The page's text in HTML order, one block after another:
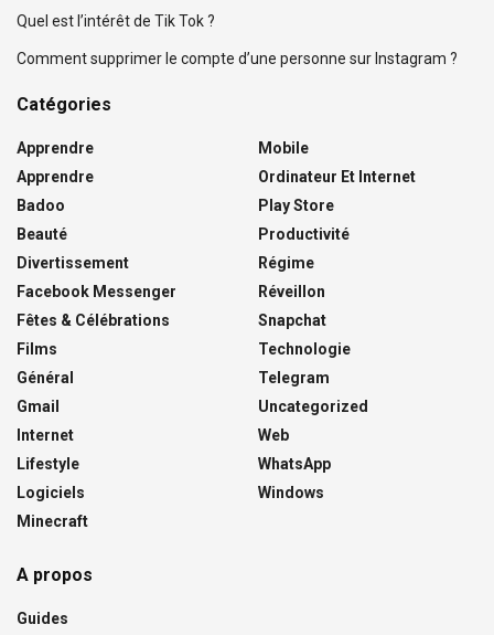
Quel est l’intérêt de Tik Tok ?
Comment supprimer le compte d’une personne sur Instagram ?
Catégories
Apprendre
Apprendre
Badoo
Beauté
Divertissement
Facebook Messenger
Fêtes & Célébrations
Films
Général
Gmail
Internet
Lifestyle
Logiciels
Minecraft
Mobile
Ordinateur Et Internet
Play Store
Productivité
Régime
Réveillon
Snapchat
Technologie
Telegram
Uncategorized
Web
WhatsApp
Windows
A propos
Guides